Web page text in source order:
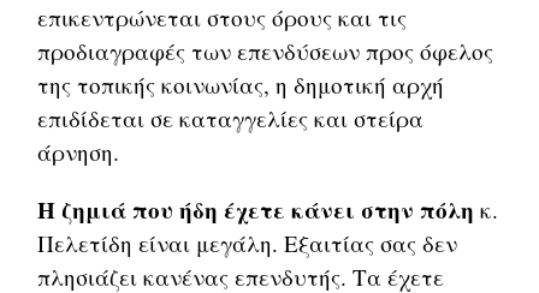
επικεντρώνεται στους όρους και τις
προδιαγραφές των επενδύσεων προς όφελος
της τοπικής κοινωνίας, η δημοτική αρχή
επιδίδεται σε καταγγελίες και στείρα
άρνηση.
Η ζημιά που ήδη έχετε κάνει στην πόλη κ.
Πελετίδη είναι μεγάλη. Εξαιτίας σας δεν
πλησιάζει κανένας επενδυτής. Τα έχετε